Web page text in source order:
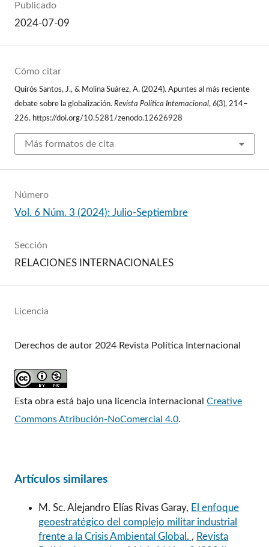
Publicado
2024-07-09
Cómo citar
Quirós Santos, J., & Molina Suárez, A. (2024). Apuntes al más reciente
debate sobre la globalización.Revista Política Internacional,6(3), 214–
226. https://doi.org/10.5281/zenodo.12626928
Más formatos de cita
Número
Vol. 6 Núm. 3 (2024): Julio-Septiembre
Sección
RELACIONES INTERNACIONALES
Licencia
Derechos de autor 2024 Revista Política Internacional
Esta obra está bajo una licencia internacionalCreative
Commons Atribución-NoComercial 4.0.
Artículos similares
M. Sc. Alejandro Elías Rivas Garay, El enfoque
geoestratégico del complejo militar industrial
frente a la Crisis Ambiental Global. , Revista